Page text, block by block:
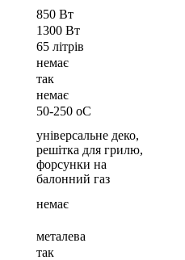
850 Вт
1300 Вт
65 літрів
немає
так
немає
50-250 оС
універсальне деко,
решітка для грилю,
форсунки на
балонний газ
немає
металева
так